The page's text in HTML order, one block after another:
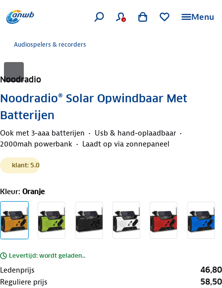
Menu
Audiospelers & recorders
Noodradio
Noodradio® Solar Opwindbaar Met
Batterijen
Ook met 3-aaa batterijen
Usb & hand-oplaadbaar
2000mah powerbank
Laadt op via zonnepaneel
klant: 5.0
Kleur: Oranje
Levertijd: wordt geladen..
Ledenprijs 46,80
Reguliere prijs 58,50